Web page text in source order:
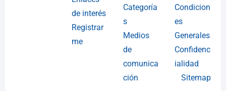
de interés
Registrar
me
Categoría
s
Medios
de
comunica
ción
Condicion
es
Generales
Confidenc
ialidad
Sitemap